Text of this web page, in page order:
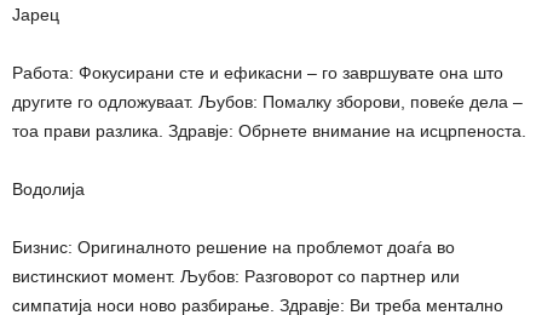
Јарец
Работа: Фокусирани сте и ефикасни – го завршувате она што
другите го одложуваат. Љубов: Помалку зборови, повеќе дела –
тоа прави разлика. Здравје: Обрнете внимание на исцрпеноста.
Водолија
Бизнис: Оригиналното решение на проблемот доаѓа во
вистинскиот момент. Љубов: Разговорот со партнер или
симпатија носи ново разбирање. Здравје: Ви треба ментално